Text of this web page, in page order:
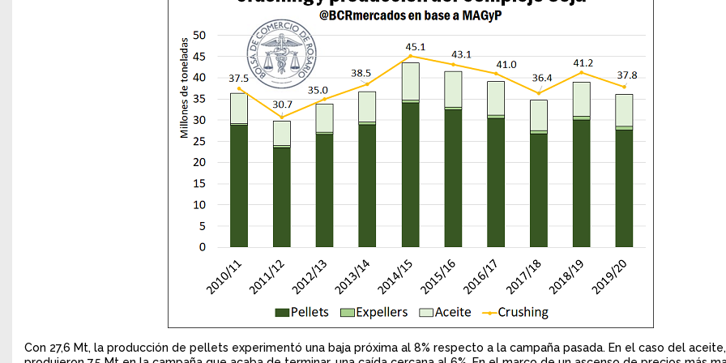
Con 27,6 Mt, la producción de pellets experimentó una baja próxima al 8% respecto a la campaña pasada. En el caso del